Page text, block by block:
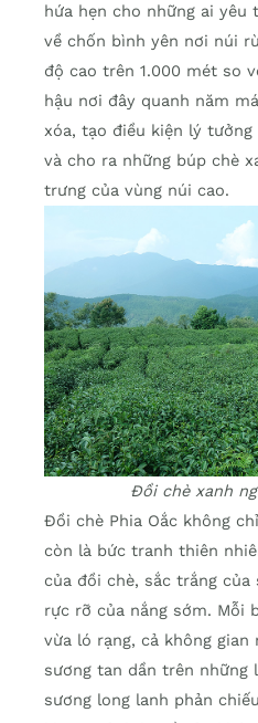
hứa hẹn cho những ai
về chốn bình yên nơi núi
độ cao trên 1.000 mét so
hậu nơi đây quanh năm
xóa, tạo điều kiện lý
và cho ra những búp chè
trưng của vùng núi cao.
Đồi chè xanh
Đồi chè Phia Oắc không
còn là bức tranh thiên
của đồi chè, sắc trắng của
rực rỡ của nắng sớm. Mỗi
vừa ló rạng, cả không
sương tan dần trên những
sương long lanh phản